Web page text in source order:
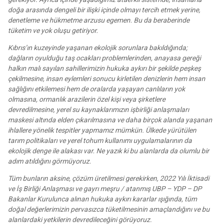
doğa arasında dengeli bir ilişki içinde olmayı tercih etmek yerine,
denetleme ve hükmetme arzusu egemen. Bu da beraberinde
tüketim ve yok oluşu getiriyor.
Kıbrıs’ın kuzeyinde yaşanan ekolojik sorunlara bakıldığında;
dağların oyulduğu taş ocakları problemlerinden, anayasa gereği
halkın malı sayılan sahillerimizin hukuka aykırı bir şekilde peşkeş
çekilmesine, insan eylemleri sonucu kirletilen denizlerin hem insan
sağlığını etkilemesi hem de oralarda yaşayan canlıların yok
olmasına, ormanlık arazilerin özel kişi veya şirketlere
devredilmesine, yerel su kaynaklarımızın işbirliği anlaşmaları
maskesi altında elden çıkarılmasına ve daha birçok alanda yaşanan
ihlallere yönelik tespitler yapmamız mümkün. Ülkede yürütülen
tarım politikaları ve yerel tohum kullanımı uygulamalarının da
ekolojik denge ile alakası var. Ne yazık ki bu alanlarda da olumlu bir
adım atıldığını görmüyoruz.
Tüm bunların aksine, çözüm üretilmesi gerekirken, 2022 Yılı İktisadi
ve İş Birliği Anlaşması ve gayrı meşru / atanmış UBP – YDP – DP
Bakanlar Kurulunca alınan hukuka aykırı kararlar ışığında, tüm
doğal değerlerimizin pervasızca tüketilmesinin amaçlandığını ve bu
alanlardaki yetkilerin devredileceğini görüyoruz.